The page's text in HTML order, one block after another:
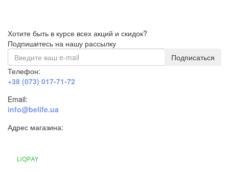
Хотите быть в курсе всех акций и скидок?
Подпишитесь на нашу рассылку
Подписаться
Телефон:
+38 (073) 017-71-72
Email:
info@belife.ua
Адрес магазина: